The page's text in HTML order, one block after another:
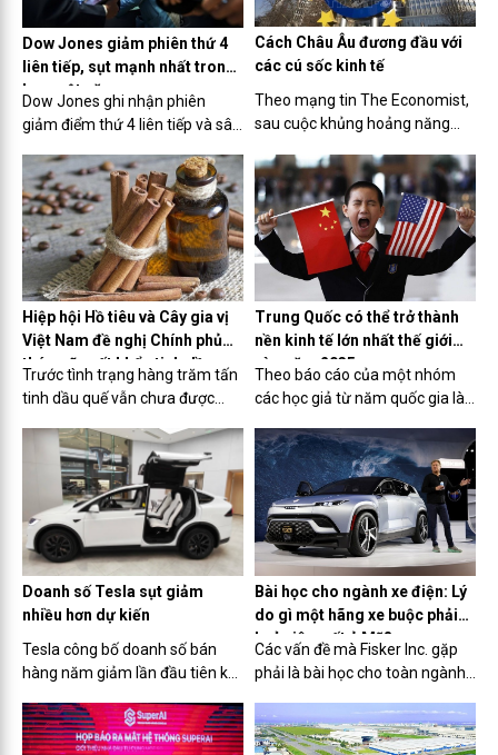
Hà Nội.
Dow Jones giảm phiên thứ 4
liên tiếp, sụt mạnh nhất trong
hơn một năm
Dow Jones ghi nhận phiên
giảm điểm thứ 4 liên tiếp và sâu
dầu tăng vọt và thị trường lo
ngại Fed sẽ chưa vội cắt giảm
lãi suất.
Cách Châu Âu đương đầu với
các cú sốc kinh tế
Theo mạng tin The Economist,
sau cuộc khủng hoảng năng
trước sự gia tăng nhập khẩu
hàng hóa và cảnh báo áp thuế
quan từ Mỹ.
Hiệp hội Hồ tiêu và Cây gia vị
Việt Nam đề nghị Chính phủ
tháo gỡ xuất khẩu tinh dầu
quế
Trước tình trạng hàng trăm tấn
tinh dầu quế vẫn chưa được
Cây gia vị Việt Nam (VPSA) vừa
có công văn số 71/CV-VPSA
ngày 2/4/2024 gửi Văn phòng
Chính phủ đề nghị tháo gỡ cho...
Trung Quốc có thể trở thành
nền kinh tế lớn nhất thế giới
vào năm 2035 ​
Theo báo cáo của một nhóm
các học giả từ năm quốc gia là
Trung Quốc được công bố tại
một hội thảo quốc tế vừa qua,
GDP của Trung Quốc ước tính
vượt Mỹ vào năm 2035.
Doanh số Tesla sụt giảm
nhiều hơn dự kiến
Tesla công bố doanh số bán
hàng năm giảm lần đầu tiên kể
do sự cạnh tranh gia tăng về xe
điện từ các nhà sản xuất ô tô
Bài học cho ngành xe điện: Lý
do gì một hãng xe buộc phải
huỷ niêm yết ở Mỹ?
Các vấn đề mà Fisker Inc. gặp
phải là bài học cho toàn ngành
chững lại, cạnh tranh về giá
tăng lên và sự quan tâm của